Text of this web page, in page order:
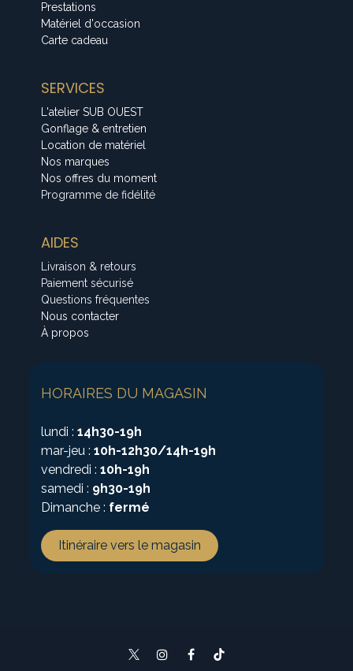
Prestations
Matériel d'occasion
Carte cadeau
SERVICES
L'atelier SUB OUEST
Gonflage & entretien
Location de matériel
Nos marques
Nos offres du moment
Programme de fidélité
AIDES
Livraison & retours
Paiement sécurisé
Questions fréquentes
Nous contacter
À propos
HORAIRES DU MAGASIN
lundi :14h30-19h
mar-jeu :10h-12h30/14h-19h
vendredi :10h-19h
samedi : 9h30-19h
Dimanche : fermé
Itinéraire vers le magasin